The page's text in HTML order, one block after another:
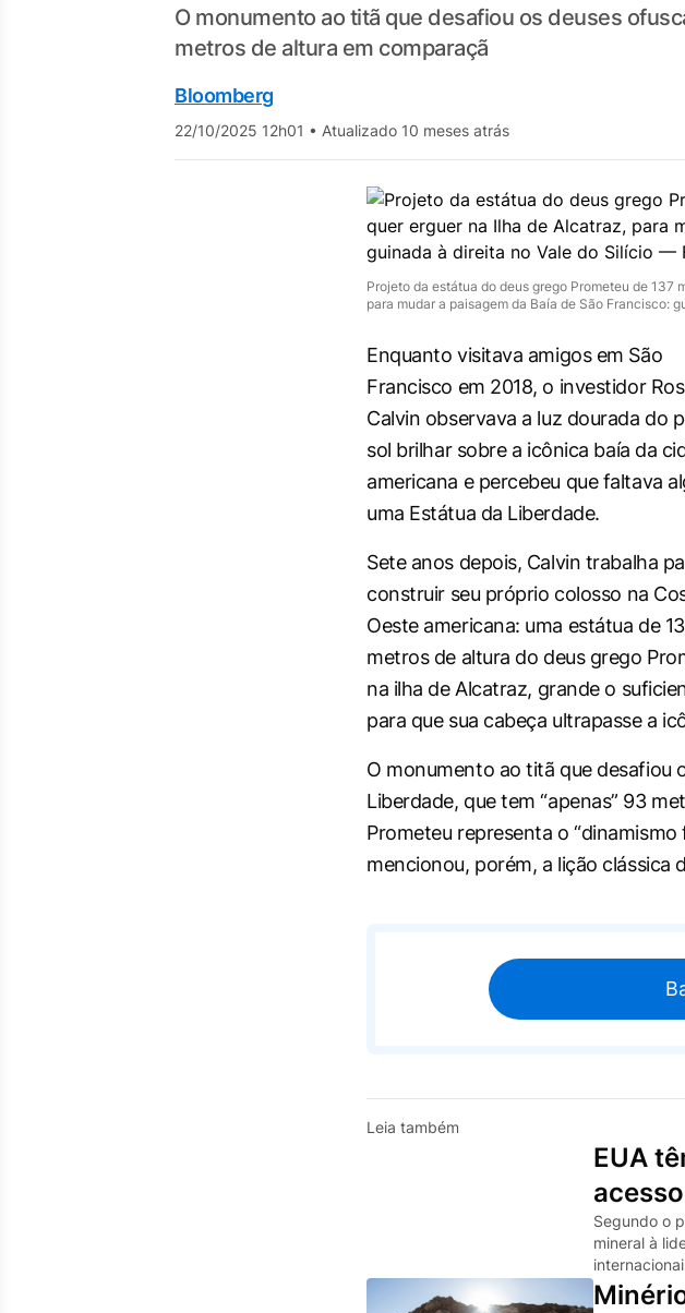
O monumento ao titã que desafiou os deuses
metros de altura em comparaçã
Bloomberg
22/10/2025 12h01 • Atualizado 10 meses atrás
Projeto da estátua do deus grego Prometeu de 137
para mudar a paisagem da Baía de São Francisco:
Enquanto visitava amigos em São
Francisco em 2018, o investidor
Calvin observava a luz dourada do
sol brilhar sobre a icônica baía da
americana e percebeu que faltava
uma Estátua da Liberdade.
Sete anos depois, Calvin trabalha
construir seu próprio colosso na
Oeste americana: uma estátua de
metros de altura do deus grego
na ilha de Alcatraz, grande o
para que sua cabeça ultrapasse a
O monumento ao titã que desafiou
Liberdade, que tem “apenas” 93
Prometeu representa o
mencionou, porém, a lição clássica
Leia também
EUA
Segundo o
mineral à